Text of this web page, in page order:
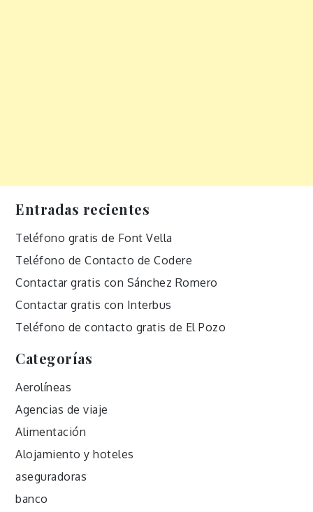
Entradas recientes
Teléfono gratis de Font Vella
Teléfono de Contacto de Codere
Contactar gratis con Sánchez Romero
Contactar gratis con Interbus
Teléfono de contacto gratis de El Pozo
Categorías
Aerolíneas
Agencias de viaje
Alimentación
Alojamiento y hoteles
aseguradoras
banco